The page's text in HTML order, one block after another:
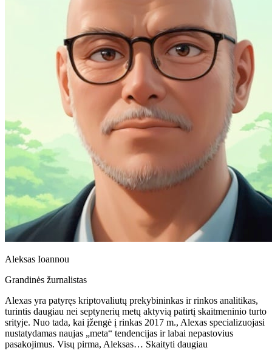
Aleksas Ioannou
Grandinės žurnalistas
Alexas yra patyręs kriptovaliutų prekybininkas ir rinkos analitikas,
turintis daugiau nei septynerių metų aktyvią patirtį skaitmeninio turto
srityje. Nuo tada, kai įžengė į rinkas 2017 m., Alexas specializuojasi
nustatydamas naujas „meta“ tendencijas ir labai nepastovius
pasakojimus. Visų pirma, Aleksas… Skaityti daugiau